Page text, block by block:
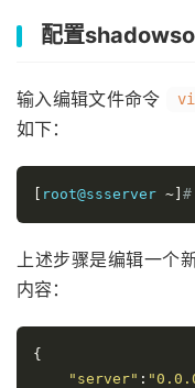
配置
输入编辑文件命令 vi
如下：
[ root@ssserver ~]
上述步骤是编辑一个
内容：
{
"server" :